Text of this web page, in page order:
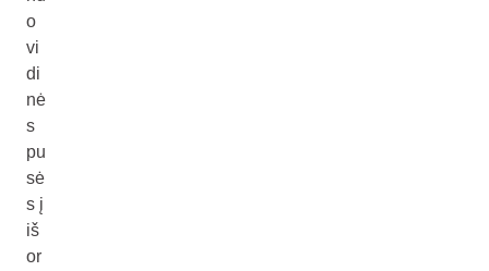
o
vi
di
nė
s
pu
sė
s į
iš
or